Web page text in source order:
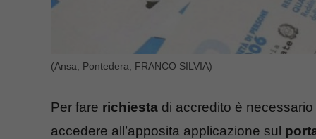
(Ansa, Pontedera, FRANCO SILVIA)
Per fare richiesta di accredito è
accedere all’apposita applicazione sul